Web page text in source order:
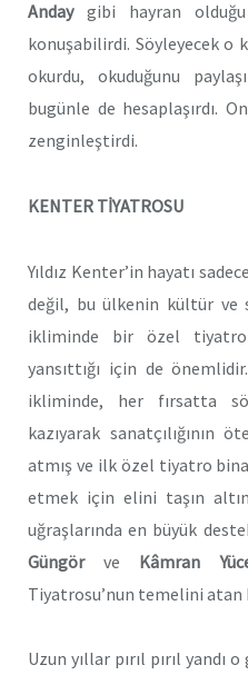
Andaygibi hayran olduğu
konuşabilirdi. Söyleyecek o
okurdu, okuduğunu
bugünle de hesaplaşırdı.
zenginleştirdi.
KENTER TİYATROSU
Yıldız Kenter’in hayatı
değil, bu ülkenin kültür ve
ikliminde bir özel
yansıttığı için de
ikliminde, her fırsatta
kazıyarak sanatçılığının
atmış ve ilk özel tiyatro
etmek için elini taşın
uğraşlarında en büyük
Güngörve Kâmran
Tiyatrosu’nun temelini atan
Uzun yıllar pırıl pırıl yandı